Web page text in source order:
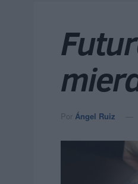
Por Ángel Ruiz